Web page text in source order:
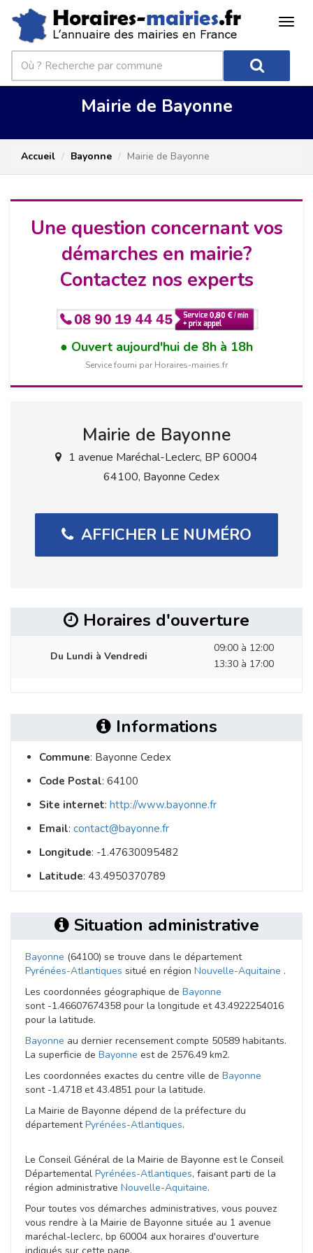
Mairie de Bayonne
Accueil Bayonne Mairie de Bayonne
Une question concernant vos
démarches en mairie?
Contactez nos experts
Ouvert aujourd'hui de 8h à 18h
Service fourni par Horaires-mairies.fr
Mairie de Bayonne
1 avenue Maréchal-Leclerc, BP 60004
64100, Bayonne Cedex
AFFICHER LE NUMÉRO
Horaires d'ouverture
Du Lundi à Vendredi
09:00 à 12:00
13:30 à 17:00
Informations
Commune: Bayonne Cedex
Code Postal: 64100
Site internet: http://www.bayonne.fr
Email: contact@bayonne.fr
Longitude: -1.47630095482
Latitude: 43.4950370789
Situation administrative
Bayonne (64100) se trouve dans le département
Pyrénées-Atlantiques situé en région Nouvelle-Aquitaine .
Les coordonnées géographique de Bayonne
sont -1.46607674358 pour la longitude et 43.4922254016
pour la latitude.
Bayonne au dernier recensement compte 50589 habitants.
La superficie de Bayonne est de 2576.49 km2.
Les coordonnées exactes du centre ville de Bayonne
sont -1.4718 et 43.4851 pour la latitude.
La Mairie de Bayonne dépend de la préfecture du
départementPyrénées-Atlantiques.
Le Conseil Général de la Mairie de Bayonne est le Conseil
Départemental Pyrénées-Atlantiques, faisant parti de la
région administrative Nouvelle-Aquitaine.
Pour toutes vos démarches administratives, vous pouvez
vous rendre à la Mairie de Bayonne située au 1 avenue
maréchal-leclerc, bp 60004 aux horaires d'ouverture